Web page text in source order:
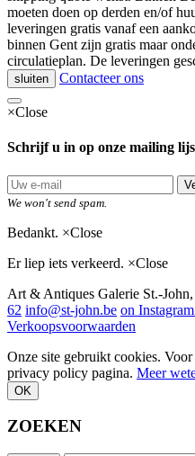
moeten doen op derden en/of
leveringen gratis vanaf een
binnen Gent zijn gratis maar
circulatieplan. De leveringen
sluiten Contacteer ons
×Close
Schrijf u in op onze mailing
We won't send spam.
Bedankt. ×Close
Er liep iets verkeerd. ×Close
Art & Antiques Galerie St.-
62 info@st-john.be on Instagram
Verkoopsvoorwaarden
Onze site gebruikt cookies.
privacy policy pagina. Meer
OK
ZOEKEN